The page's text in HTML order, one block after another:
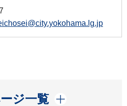
ジ一覧
開く